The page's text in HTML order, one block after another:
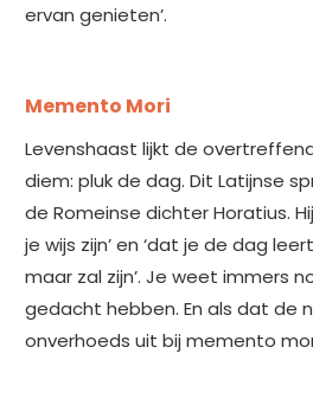
ervan genieten’.
Memento Mori
Levenshaast lijkt de
diem: pluk de dag. Dit Latijnse
de Romeinse dichter Horatius.
je wijs zijn’ en ‘dat je de dag
maar zal zijn’. Je weet immers
gedacht hebben. En als dat de
onverhoeds uit bij memento